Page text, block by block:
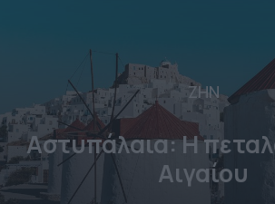
ΖΗΝ
Αστυπάλαια: Η
Αιγαίου